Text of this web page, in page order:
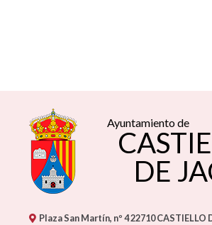
Ayuntamiento de
DE
Plaza San Martín, nº 422710CASTIELLO